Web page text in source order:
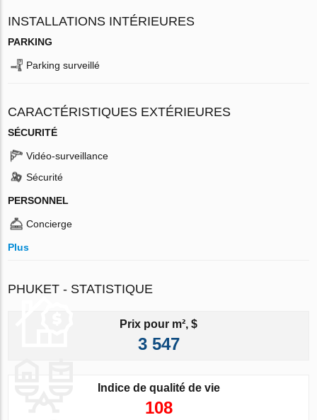
INSTALLATIONS INTÉRIEURES
PARKING
Parking surveillé
CARACTÉRISTIQUES EXTÉRIEURES
SÉCURITÉ
Vidéo-surveillance
Sécurité
PERSONNEL
Concierge
Plus
PHUKET - STATISTIQUE
Prix pour m², $
3 547
Indice de qualité de vie
108